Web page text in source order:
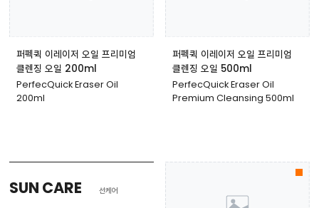
퍼펙퀵 이레이저 오일 프리미엄
클렌징 오일 200ml
PerfecQuick Eraser Oil
200ml
퍼펙퀵 이레이저 오일 프리미엄
클렌징 오일 500ml
PerfecQuick Eraser Oil
Premium Cleansing 500ml
SUN CARE 선케어